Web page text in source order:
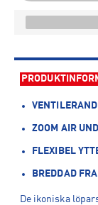
ZOOM AIR
FLEXIBEL
BREDDAD
De ikoniska